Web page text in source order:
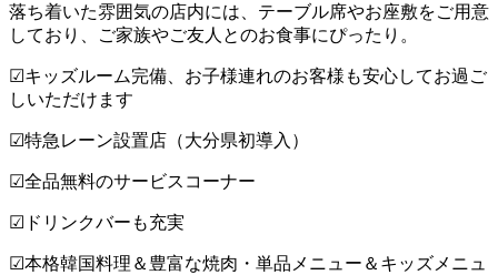
落ち着いた雰囲気の店内には、テーブル席やお座敷をご用意
しており、ご家族やご友人とのお食事にぴったり。
☑︎キッズルーム完備、お子様連れのお客様も安心してお過ご
しいただけます
☑︎特急レーン設置店（大分県初導入）
☑︎全品無料のサービスコーナー
☑︎ドリンクバーも充実
☑︎本格韓国料理＆豊富な焼肉・単品メニュー＆キッズメニュ